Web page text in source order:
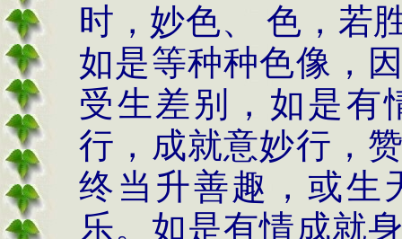
时，妙色、 色，若
如是等种种色像，
受生差别，如是有
行，成就意妙行，
终当升善趣，或生
乐。如是有情成就